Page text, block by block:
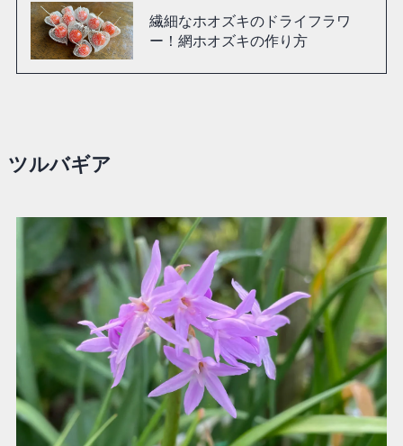
繊細なホオズキのドライフラワ
ー！網ホオズキの作り方
ツルバギア